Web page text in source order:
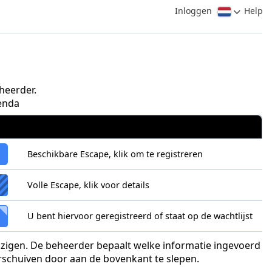
Inloggen Help
Beschikbare Escape, klik om te registreren
Volle Escape, klik voor details
U bent hiervoor geregistreerd of staat op de wachtlijst
De beheerder bepaalt welke informatie ingevoerd
door aan de bovenkant te slepen.